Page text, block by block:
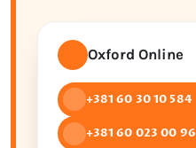
Oxford Online
+381 60 30 10 584
+381 60 023 00 96